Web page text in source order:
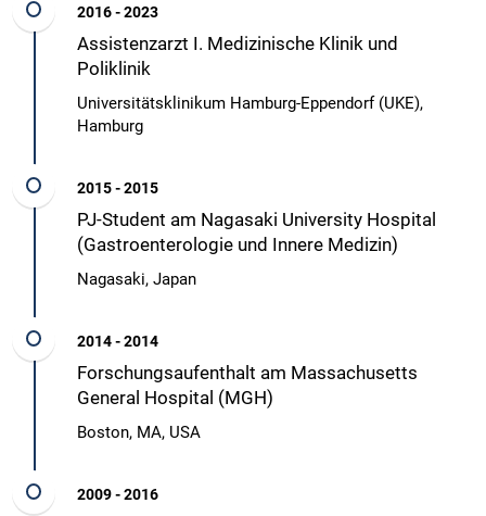
2016 - 2023
Assistenzarzt I. Medizinische Klinik und
Poliklinik
Universitätsklinikum Hamburg-Eppendorf (UKE),
Hamburg
2015 - 2015
PJ-Student am Nagasaki University Hospital
(Gastroenterologie und Innere Medizin)
Nagasaki, Japan
2014 - 2014
Forschungsaufenthalt am Massachusetts
General Hospital (MGH)
Boston, MA, USA
2009 - 2016